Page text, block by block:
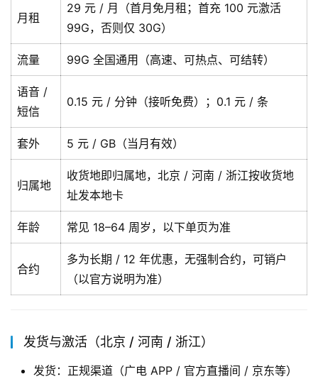
月租
29 元 / 月（首月免月租；首充 100 元激活
99G，否则仅 30G）
流量 99G 全国通用（高速、可热点、可结转）
语音 /
短信
0.15 元 / 分钟（接听免费）；0.1 元 / 条
套外 5 元 / GB（当月有效）
归属地
收货地即归属地，北京 / 河南 / 浙江按收货地
址发本地卡
年龄 常见 18–64 周岁，以下单页为准
合约
多为长期 / 12 年优惠，无强制合约，可销户
（以官方说明为准）
发货与激活（北京 / 河南 / 浙江）
发货：正规渠道（广电 APP / 官方直播间 / 京东等）